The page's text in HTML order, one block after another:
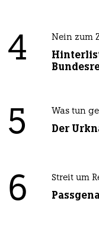
4 Nein zum
5 Was tun
Der
6 Streit um